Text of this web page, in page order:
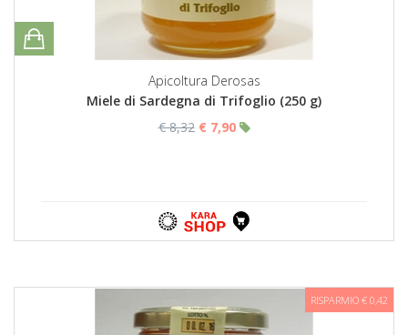
Apicoltura Derosas
Miele di Sardegna di Trifoglio (250 g)
€ 8,32 € 7,90
RISPARMIO € 0,42